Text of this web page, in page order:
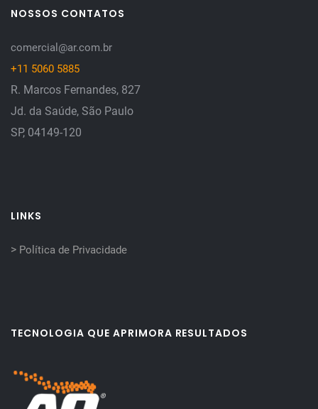
NOSSOS CONTATOS
comercial@ar.com.br
+11 5060 5885
R. Marcos Fernandes, 827
Jd. da Saúde, São Paulo
SP, 04149-120
LINKS
> Política de Privacidade
TECNOLOGIA QUE APRIMORA RESULTADOS